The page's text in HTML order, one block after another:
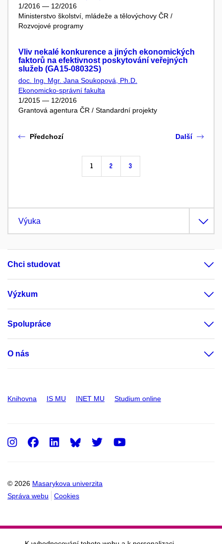
1/2016 — 12/2016
Ministerstvo školství, mládeže a tělovýchovy ČR /
Rozvojové programy
Vliv nekalé konkurence a jiných ekonomických
faktorů na efektivnost poskytování veřejných
služeb (GA15-08032S)
doc. Ing. Mgr. Jana Soukopová, Ph.D.
Ekonomicko-správní fakulta
1/2015 — 12/2016
Grantová agentura ČR / Standardní projekty
Předchozí
1 2 3
Další
Výuka
Chci studovat
Výzkum
Spolupráce
O nás
Knihovna IS MU INET MU Studium online
© 2026 Masarykova univerzita
Správa webu
Cookies
Instagram
Facebook
LinkedInTwitter